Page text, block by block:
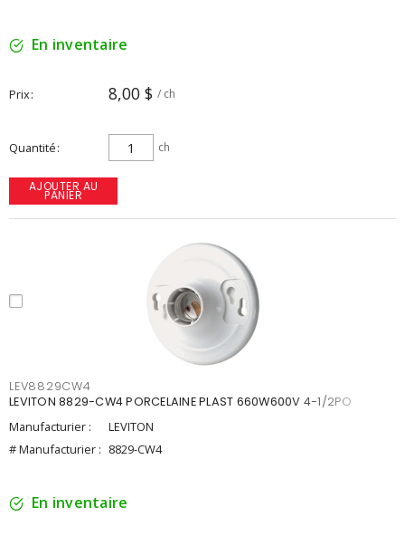
En inventaire
Prix 8,00 $ / ch
Quantité ch
AJOUTER AU
PANIER
LEV8829CW4
LEVITON 8829-CW4 PORCELAINE PLAST 660W600V 4-1/2PO
Manufacturier :
LEVITON
# Manufacturier : 8829-CW4
En inventaire